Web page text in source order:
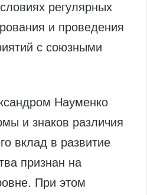
регулярных
и проведения
с союзными
Науменко
и знаков различия
вклад в развитие
признан на
При этом